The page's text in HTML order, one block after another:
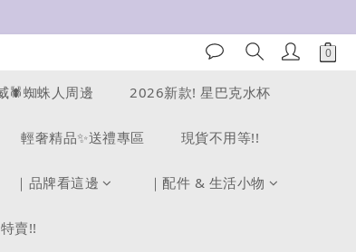
🕷️蜘蛛人周邊 2026新款! 星巴克水杯
輕奢精品✨送禮專區 現貨不用等!!
｜品牌看這邊 ｜配件 & 生活小物
賣!!